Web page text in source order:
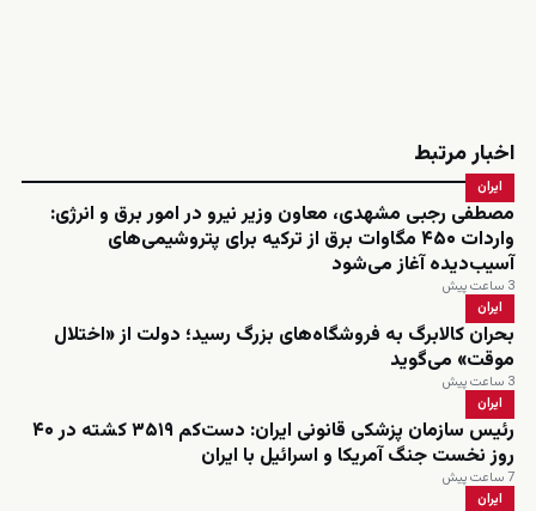
اخبار مرتبط
ایران
مصطفی رجبی مشهدی، معاون وزیر نیرو در امور برق و انرژی:
واردات ۴۵۰ مگاوات برق از ترکیه برای پتروشیمی‌های
آسیب‌دیده آغاز می‌شود
3 ساعت پیش
ایران
بحران کالابرگ به فروشگاه‌های بزرگ رسید؛ دولت از «اختلال
موقت» می‌گوید
3 ساعت پیش
ایران
رئیس سازمان پزشکی قانونی ایران: دست‌کم ۳۵۱۹ کشته در ۴۰
روز نخست جنگ آمریکا و اسرائیل با ایران
7 ساعت پیش
ایران